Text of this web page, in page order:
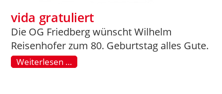
vida gratuliert
Die OG Friedberg wünscht Wilhelm
Reisenhofer zum 80. Geburtstag alles Gute.
Weiterlesen …